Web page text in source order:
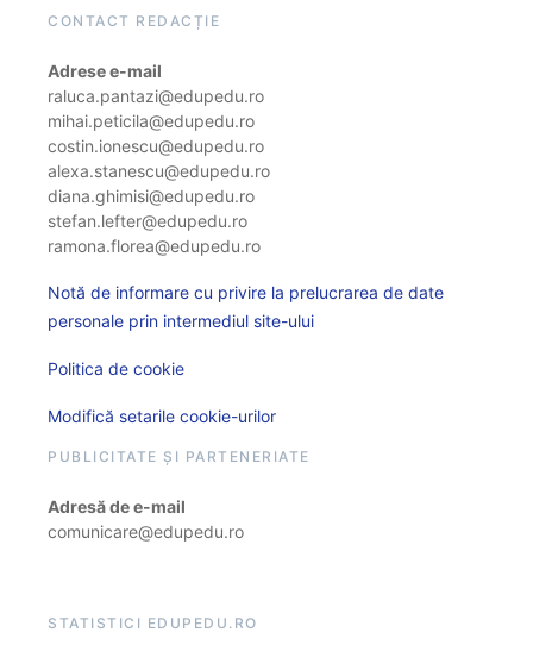
CONTACT REDACȚIE
Adrese e-mail
raluca.pantazi@edupedu.ro
mihai.peticila@edupedu.ro
costin.ionescu@edupedu.ro
alexa.stanescu@edupedu.ro
diana.ghimisi@edupedu.ro
stefan.lefter@edupedu.ro
ramona.florea@edupedu.ro
Notă de informare cu privire la prelucrarea de date
personale prin intermediul site-ului
Politica de cookie
Modifică setarile cookie-urilor
PUBLICITATE ȘI PARTENERIATE
Adresă de e-mail
comunicare@edupedu.ro
STATISTICI EDUPEDU.RO